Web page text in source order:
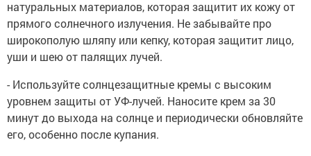
натуральных материалов, которая защитит их кожу от
прямого солнечного излучения. Не забывайте про
широкополую шляпу или кепку, которая защитит лицо,
уши и шею от палящих лучей.
- Используйте солнцезащитные кремы с высоким
уровнем защиты от УФ-лучей. Наносите крем за 30
минут до выхода на солнце и периодически обновляйте
его, особенно после купания.